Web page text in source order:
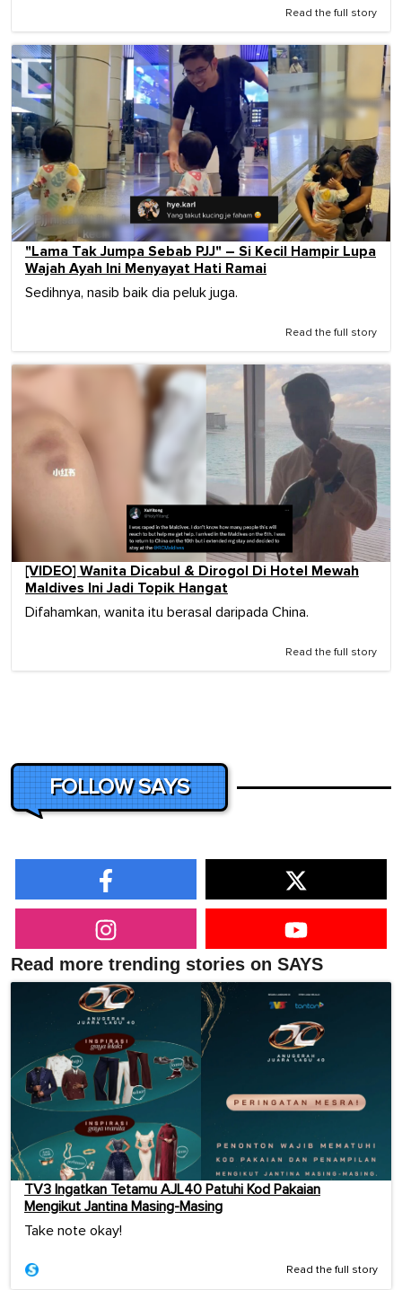
Read the full story
"Lama Tak Jumpa Sebab PJJ" – Si Kecil Hampir Lupa
Wajah Ayah Ini Menyayat Hati Ramai
Sedihnya, nasib baik dia peluk juga.
Read the full story
[VIDEO] Wanita Dicabul & Dirogol Di Hotel Mewah
Maldives Ini Jadi Topik Hangat
Difahamkan, wanita itu berasal daripada China.
Read the full story
FOLLOW SAYS
Read more trending stories on SAYS
TV3 Ingatkan Tetamu AJL40 Patuhi Kod Pakaian
Mengikut Jantina Masing-Masing
Take note okay!
Read the full story